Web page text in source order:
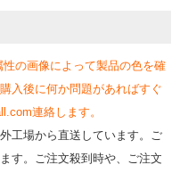
の画像によって製品の色を確
入後に何か問題があればすぐ
連絡します。
工場から直送しています。ご
す。ご注文殺到時や、ご注文